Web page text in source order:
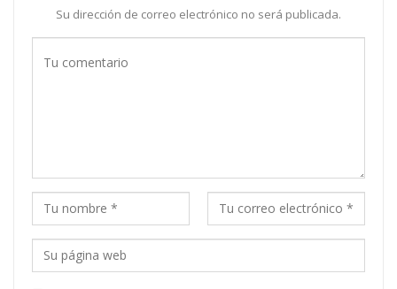
Su dirección de correo electrónico no será publicada.